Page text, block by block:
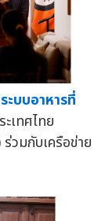
ะบบอาหารที่
เทศไทย
มกับเครือข่าย